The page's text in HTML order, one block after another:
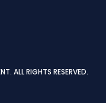
ALL RIGHTS RESERVED.